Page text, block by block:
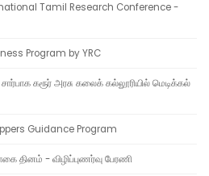
Tamil Research Conference -
Program by YRC
கரூர் அரசு கலைக் கல்லூரியில் மெடிக்கல்
Guidance Program
தினம் - விழிப்புணர்வு பேரணி